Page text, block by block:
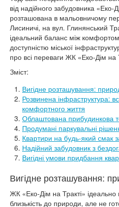
від надійного забудовника
розташована в мальовничому
Лисиничі, на вул. Глинянський
ідеальний баланс між комфортом
доступністю міської
про всі переваги ЖК «Еко-Дім на
Зміст:
Вигідне розташування:
Розвинена інфраструктура:
комфортного життя
Облаштована прибудинкова
Продумані паркувальні
Квартири на будь-який смак
Надійний забудовник з
Вигідні умови придбання
Вигідне розташування:
ЖК «Еко-Дім на Тракті» ідеально
близькість до природи, але не